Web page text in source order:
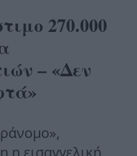
270.000
– «Δεν
η εισαγγελική